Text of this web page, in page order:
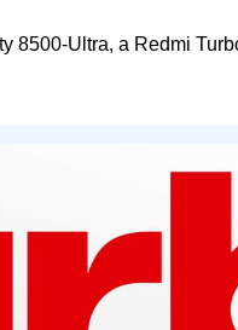
8500-Ultra, а Redmi